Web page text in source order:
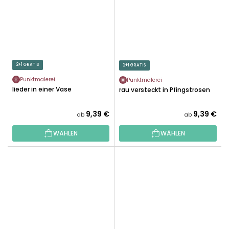
2+1 GRATIS
Punktmalerei
Flieder in einer Vase
ab 9,39 €
WÄHLEN
2+1 GRATIS
Punktmalerei
Frau versteckt in Pfingstrosen
ab 9,39 €
WÄHLEN